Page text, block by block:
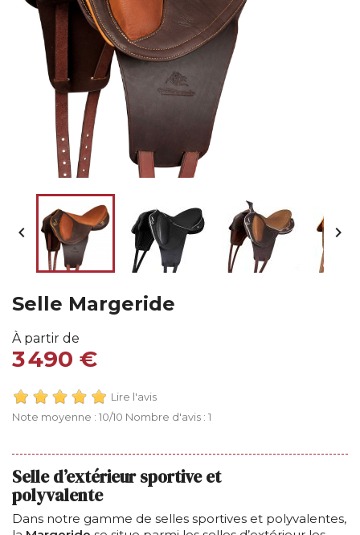
 
Selle Margeride
À partir de
3 490 €
Lire l'avis
Note moyenne : 10/10 Nombre d'avis : 1
Selle d’extérieur sportive et
polyvalente
Dans notre gamme de selles sportives et polyvalentes,